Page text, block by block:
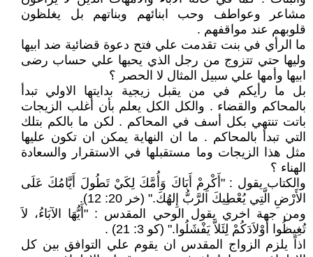
مشاعر وعواطف وحب ابنائهم وبناتهم بل يغلظون
قلوبهم عند مواقفهم .
ما الرأي في بنت تقدمت علي فتح دعوة قضائية ضد ابيها
وليها حتي تتزوج من رجل الذي يحبها علي حساب رضى
ابيها وأمها علي سبيل المثال لا الحصر ؟
بل ما رأيكم في من يقبل زيجية بدايتها الاولي تبدأ
بالمحاكم والقضاء . والكل الكل يعلم بأن أغلب الزيجات
باتت تنتهي بكل أسف في المحاكم . لكن ما بالكم بتلك
التي تبدأ بالمحاكم . ما ان النهاية يمكن ان تكون عليها
مثل هذا الزيجات وما مستقبلها في الاستقرار والسعادة
الهناء ؟
والكتاب يقول : "أَكْرِمْ أَبَاكَ وَأُمَّكَ لِكَيْ تَطُولَ أَيَّامُكَ عَلَى
الأَرْضِ الَّتِي يُعْطِيكَ الرَّبُّ إِلهُكَ." (خر 20: 12).
ومن جهة اخري يقول الوحي المقدس : "أَيُّهَا الآبَاءُ، لاَ
تُغِيظُوا أَوْلاَدَكُمْ لِئَلاَّ يَفْشَلُوا." (كو 3: 21) .
اذاً يلزم الزواج المقدس ان يقوم علي التوافق بين كل